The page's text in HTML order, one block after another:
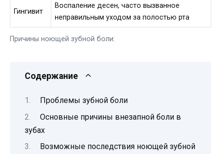
Причины ноющей зубной боли:
Гингивит
Воспаление десен, часто вызванное
неправильным уходом за полостью рта
Содержание
Проблемы зубной боли
Основные причины внезапной боли в
зубах
Возможные последствия ноющей зубной